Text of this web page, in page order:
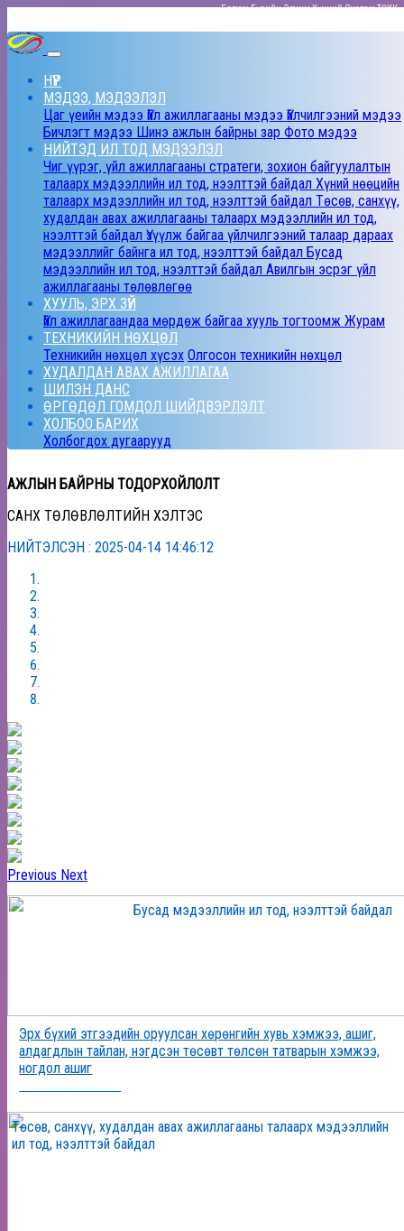
Баруун Бүсийн Эрчим Хүчний Систем ТӨХК
НҮҮР
МЭДЭЭ, МЭДЭЭЛЭЛ
Цаг үеийн мэдээ Үйл ажиллагааны мэдээ Үйлчилгээний мэдээ
Бичлэгт мэдээ Шинэ ажлын байрны зар Фото мэдээ
НИЙТЭД ИЛ ТОД МЭДЭЭЛЭЛ
Чиг үүрэг, үйл ажиллагааны стратеги, зохион байгуулалтын
талаарх мэдээллийн ил тод, нээлттэй байдал Хүний нөөцийн
талаарх мэдээллийн ил тод, нээлттэй байдал Төсөв, санхүү,
худалдан авах ажиллагааны талаарх мэдээллийн ил тод,
нээлттэй байдал Үзүүлж байгаа үйлчилгээний талаар дараах
мэдээллийг байнга ил тод, нээлттэй байдал Бусад
мэдээллийн ил тод, нээлттэй байдал Авилгын эсрэг үйл
ажиллагааны төлөвлөгөө
ХУУЛЬ, ЭРХ ЗҮЙ
Үйл ажиллагаандаа мөрдөж байгаа хууль тогтоомж Журам
ТЕХНИКИЙН НӨХЦӨЛ
Техникийн нөхцөл хүсэх Олгосон техникийн нөхцөл
ХУДАЛДАН АВАХ АЖИЛЛАГАА
ШИЛЭН ДАНС
ӨРГӨДӨЛ ГОМДОЛ ШИЙДВЭРЛЭЛТ
ХОЛБОО БАРИХ
Холбогдох дугаарууд
АЖЛЫН БАЙРНЫ ТОДОРХОЙЛОЛТ
САНХҮҮ ТӨЛӨВЛӨЛТИЙН ХЭЛТЭС
НИЙТЭЛСЭН : 2025-04-14 14:46:12
Previous Next
Бусад мэдээллийн ил тод, нээлттэй байдал
Эрх бүхий этгээдийн оруулсан хөрөнгийн хувь хэмжээ, ашиг,
алдагдлын тайлан, нэгдсэн төсөвт төлсөн татварын хэмжээ,
ногдол ашиг
Төсөв, санхүү, худалдан авах ажиллагааны талаарх мэдээллийн
ил тод, нээлттэй байдал